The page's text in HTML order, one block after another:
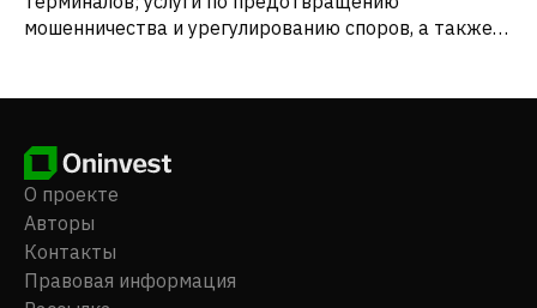
мошенничества и урегулированию споров, а также
выпуск, поставка и управление частными и
управление банкоматами; клиринговые услуги;
цифровые банковские услуги по управлению
текущими счетами и платежами. Кроме того,
компания предлагает программные приложения для
управления и хранения счетов, пополнения
предоплаченных карт, оплаты счетов и почтовых
О проекте
Авторы
Контакты
Правовая информация